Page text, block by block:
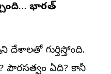
భారత్
దేశాలతో గుర్తిస్తోంది.
పౌరసత్వం ఏది? కానీ